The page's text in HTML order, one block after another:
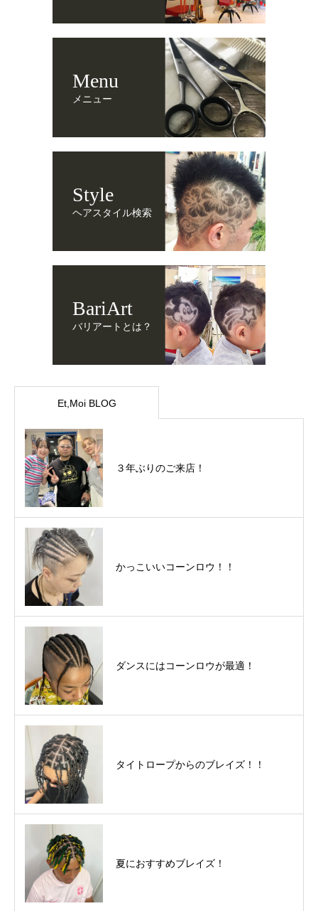
Menu
メニュー
Style
ヘアスタイル検索
BariArt
バリアートとは？
Et,Moi BLOG
３年ぶりのご来店！
かっこいいコーンロウ！！
ダンスにはコーンロウが最適！
タイトロープからのブレイズ！！
夏におすすめブレイズ！